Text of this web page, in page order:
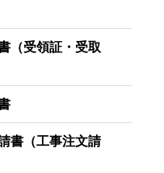
（受領証・受取
書（工事注文請